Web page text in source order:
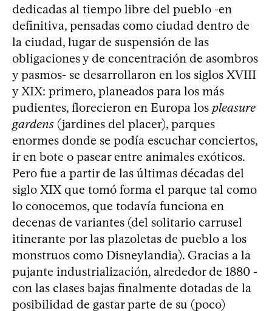
dedicadas al tiempo libre del pueblo -en
definitiva, pensadas como ciudad dentro de
la ciudad, lugar de suspensión de las
obligaciones y de concentración de asombros
y pasmos- se desarrollaron en los siglos XVIII
y XIX: primero, planeados para los más
pudientes, florecieron en Europa los pleasure
gardens (jardines del placer), parques
enormes donde se podía escuchar conciertos,
ir en bote o pasear entre animales exóticos.
Pero fue a partir de las últimas décadas del
siglo XIX que tomó forma el parque tal como
lo conocemos, que todavía funciona en
decenas de variantes (del solitario carrusel
itinerante por las plazoletas de pueblo a los
monstruos como Disneylandia). Gracias a la
pujante industrialización, alrededor de 1880 -
con las clases bajas finalmente dotadas de la
posibilidad de gastar parte de su (poco)